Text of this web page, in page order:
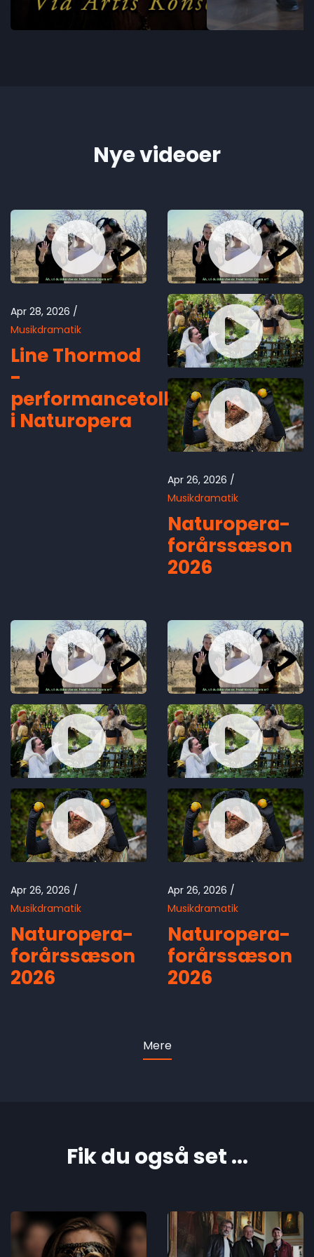
Nye videoer
Apr 28, 2026
Musikdramatik
Line Thormod
-
performancetolk
i Naturopera
Apr 26, 2026
Musikdramatik
Naturopera-
forårssæson
2026
Apr 26, 2026
Musikdramatik
Naturopera-
forårssæson
2026
Apr 26, 2026
Musikdramatik
Naturopera-
forårssæson
2026
Mere
Fik du også set ...
Økonomisk
In Memory